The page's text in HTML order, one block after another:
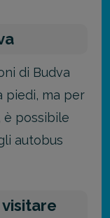
di Budva
piedi, ma per
è possibile
autobus